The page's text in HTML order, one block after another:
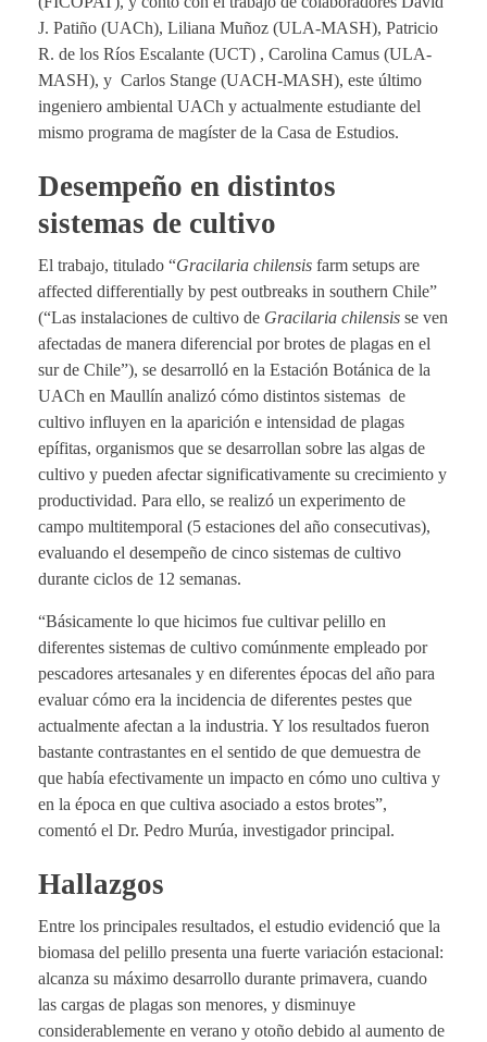
J. Patiño (UACh), Liliana Muñoz (ULA-MASH), Patricio
R. de los Ríos Escalante (UCT) , Carolina Camus (ULA-
MASH), y Carlos Stange (UACH-MASH), este último
ingeniero ambiental UACh y actualmente estudiante del
mismo programa de magíster de la Casa de Estudios.
Desempeño en distintos
sistemas de cultivo
El trabajo, titulado “Gracilaria chilensis farm setups are
affected differentially by pest outbreaks in southern Chile”
(“Las instalaciones de cultivo de Gracilaria chilensis se ven
afectadas de manera diferencial por brotes de plagas en el
sur de Chile”), se desarrolló en la Estación Botánica de la
UACh en Maullín analizó cómo distintos sistemas de
cultivo influyen en la aparición e intensidad de plagas
epífitas, organismos que se desarrollan sobre las algas de
cultivo y pueden afectar significativamente su crecimiento y
productividad. Para ello, se realizó un experimento de
campo multitemporal (5 estaciones del año consecutivas),
evaluando el desempeño de cinco sistemas de cultivo
durante ciclos de 12 semanas.
“Básicamente lo que hicimos fue cultivar pelillo en
diferentes sistemas de cultivo comúnmente empleado por
pescadores artesanales y en diferentes épocas del año para
evaluar cómo era la incidencia de diferentes pestes que
actualmente afectan a la industria. Y los resultados fueron
bastante contrastantes en el sentido de que demuestra de
que había efectivamente un impacto en cómo uno cultiva y
en la época en que cultiva asociado a estos brotes”,
comentó el Dr. Pedro Murúa, investigador principal.
Hallazgos
Entre los principales resultados, el estudio evidenció que la
biomasa del pelillo presenta una fuerte variación estacional:
alcanza su máximo desarrollo durante primavera, cuando
las cargas de plagas son menores, y disminuye
considerablemente en verano y otoño debido al aumento de